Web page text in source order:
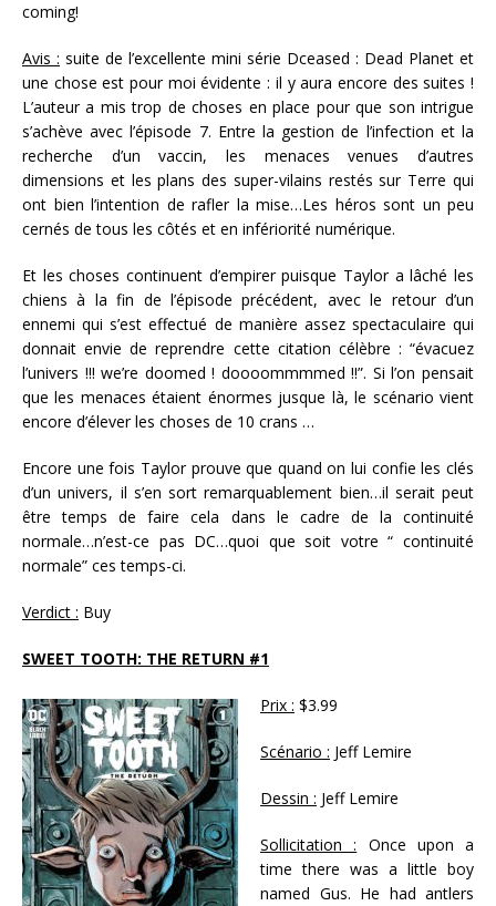
coming!
Avis : suite de l’excellente mini série Dceased : Dead Planet et
une chose est pour moi évidente : il y aura encore des suites !
L’auteur a mis trop de choses en place pour que son intrigue
s’achève avec l’épisode 7. Entre la gestion de l’infection et la
recherche d’un vaccin, les menaces venues d’autres
dimensions et les plans des super-vilains restés sur Terre qui
ont bien l’intention de rafler la mise…Les héros sont un peu
cernés de tous les côtés et en infériorité numérique.
Et les choses continuent d’empirer puisque Taylor a lâché les
chiens à la fin de l’épisode précédent, avec le retour d’un
ennemi qui s’est effectué de manière assez spectaculaire qui
donnait envie de reprendre cette citation célèbre : “évacuez
l’univers !!! we’re doomed ! doooommmmed !!”. Si l’on pensait
que les menaces étaient énormes jusque là, le scénario vient
encore d’élever les choses de 10 crans …
Encore une fois Taylor prouve que quand on lui confie les clés
d’un univers, il s’en sort remarquablement bien…il serait peut
être temps de faire cela dans le cadre de la continuité
normale…n’est-ce pas DC…quoi que soit votre “ continuité
normale” ces temps-ci.
Verdict : Buy
SWEET TOOTH: THE RETURN #1
Prix : $3.99
Scénario : Jeff Lemire
Dessin : Jeff Lemire
Sollicitation : Once upon a
time there was a little boy
named Gus. He had antlers